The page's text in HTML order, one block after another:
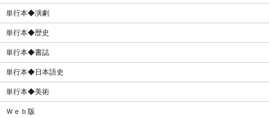
単行本◆演劇
単行本◆歴史
単行本◆書誌
単行本◆日本語史
単行本◆美術
Ｗｅｂ版